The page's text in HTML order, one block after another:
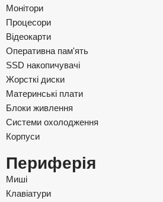
Монітори
Процесори
Відеокарти
Оперативна пам'ять
SSD накопичувачі
Жорсткі диски
Материнські плати
Блоки живлення
Системи охолодження
Корпуси
Периферія
Миші
Клавіатури